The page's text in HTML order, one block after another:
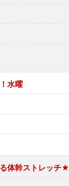
水曜
体幹ストレッチ★